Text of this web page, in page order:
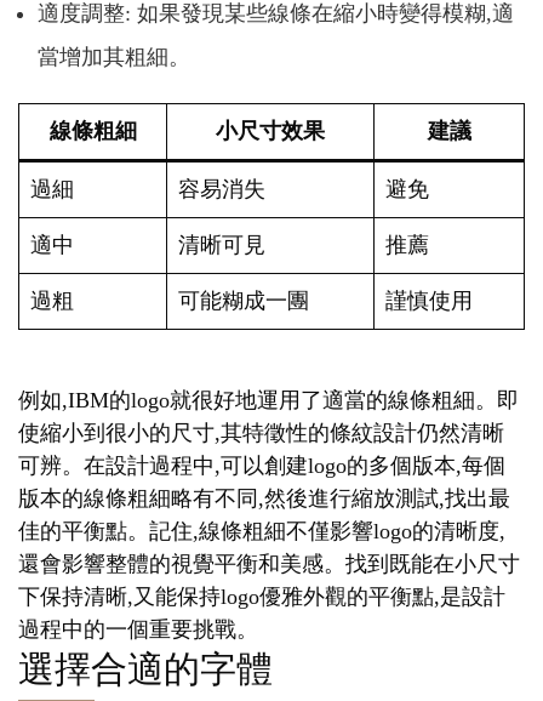
適度調整: 如果發現某些線條在縮小時變得模糊,適
當增加其粗細。
線條粗細 小尺寸效果 建議
過細 容易消失 避免
適中 清晰可見 推薦
過粗 可能糊成一團 謹慎使用
例如,IBM的logo就很好地運用了適當的線條粗細。即
使縮小到很小的尺寸,其特徵性的條紋設計仍然清晰
可辨。在設計過程中,可以創建logo的多個版本,每個
版本的線條粗細略有不同,然後進行縮放測試,找出最
佳的平衡點。記住,線條粗細不僅影響logo的清晰度,
還會影響整體的視覺平衡和美感。找到既能在小尺寸
下保持清晰,又能保持logo優雅外觀的平衡點,是設計
過程中的一個重要挑戰。
選擇合適的字體